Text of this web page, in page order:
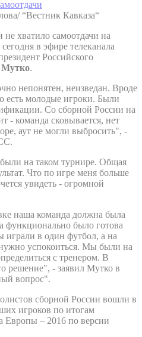
“Вестник Кавказа“
хватило самоотдачи на
в эфире телеканала
Российского
Мутко.
непонятен, неизведан. Вроде
есть молодые игроки. Были
Со сборной России на
- команда сковывается, нет
аут не могли выбросить", -
на таком турнире. Общая
Что по игре меня больше
увидеть - огромной
наша команда должна была
функционально было готова
в один футбол, а на
успокоиться. Мы были на
с тренером. В
решение", - заявил Мутко в
вопрос".
сборной России вошли в
игроков по итогам
Европы – 2016 по версии